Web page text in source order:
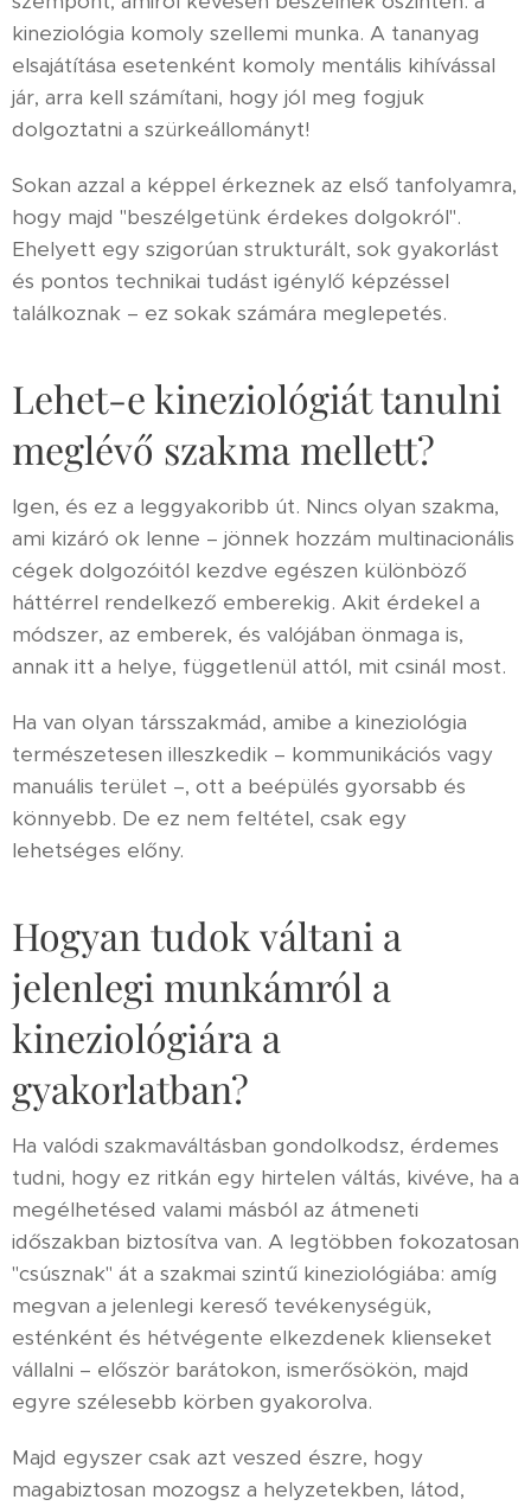
kineziológia komoly szellemi munka. A tananyag
elsajátítása esetenként komoly mentális kihívással
jár, arra kell számítani, hogy jól meg fogjuk
dolgoztatni a szürkeállományt!
Sokan azzal a képpel érkeznek az első tanfolyamra,
hogy majd "beszélgetünk érdekes dolgokról".
Ehelyett egy szigorúan strukturált, sok gyakorlást
és pontos technikai tudást igénylő képzéssel
találkoznak – ez sokak számára meglepetés.
Lehet-e kineziológiát tanulni
meglévő szakma mellett?
Igen, és ez a leggyakoribb út. Nincs olyan szakma,
ami kizáró ok lenne – jönnek hozzám multinacionális
cégek dolgozóitól kezdve egészen különböző
háttérrel rendelkező emberekig. Akit érdekel a
módszer, az emberek, és valójában önmaga is,
annak itt a helye, függetlenül attól, mit csinál most.
Ha van olyan társszakmád, amibe a kineziológia
természetesen illeszkedik – kommunikációs vagy
manuális terület –, ott a beépülés gyorsabb és
könnyebb. De ez nem feltétel, csak egy
lehetséges előny.
Hogyan tudok váltani a
jelenlegi munkámról a
kineziológiára a
gyakorlatban?
Ha valódi szakmaváltásban gondolkodsz, érdemes
tudni, hogy ez ritkán egy hirtelen váltás, kivéve, ha a
megélhetésed valami másból az átmeneti
időszakban biztosítva van. A legtöbben fokozatosan
"csúsznak" át a szakmai szintű kineziológiába: amíg
megvan a jelenlegi kereső tevékenységük,
esténként és hétvégente elkezdenek klienseket
vállalni – először barátokon, ismerősökön, majd
egyre szélesebb körben gyakorolva.
Majd egyszer csak azt veszed észre, hogy
magabiztosan mozogsz a helyzetekben, látod,